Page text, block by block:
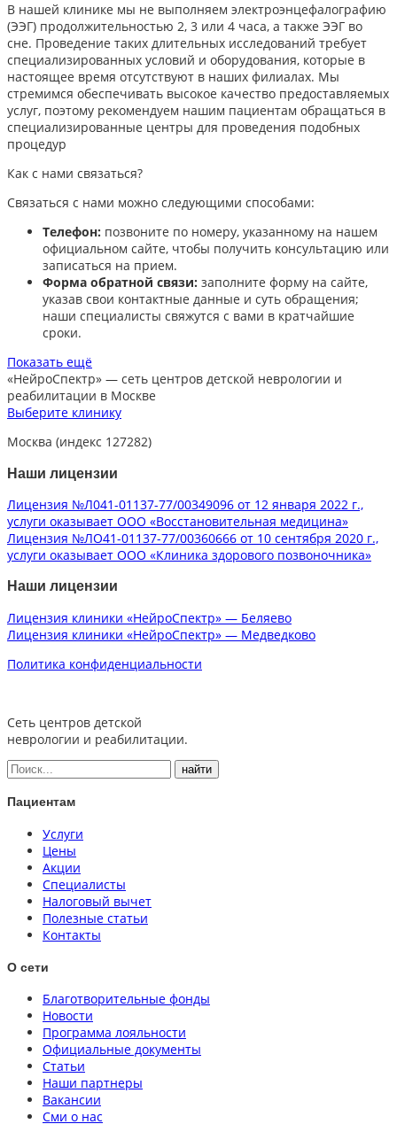
В нашей клинике мы не выполняем электроэнцефалографию
(ЭЭГ) продолжительностью 2, 3 или 4 часа, а также ЭЭГ во
сне. Проведение таких длительных исследований требует
специализированных условий и оборудования, которые в
настоящее время отсутствуют в наших филиалах. Мы
стремимся обеспечивать высокое качество предоставляемых
услуг, поэтому рекомендуем нашим пациентам обращаться в
специализированные центры для проведения подобных
процедур
Как с нами связаться?
Связаться с нами можно следующими способами:​
Телефон: позвоните по номеру, указанному на нашем
официальном сайте, чтобы получить консультацию или
записаться на прием.​
Форма обратной связи: заполните форму на сайте,
указав свои контактные данные и суть обращения;
наши специалисты свяжутся с вами в кратчайшие
сроки.​
Показать ещё
«НейроСпектр» — сеть центров детской неврологии и
реабилитации в Москве
Выберите клинику
Москва (индекс 127282)
Наши лицензии
Лицензия №Л041-01137-77/00349096 от 12 января 2022 г.,
услуги оказывает ООО «Восстановительная медицина»
Лицензия №ЛО41-01137-77/00360666 от 10 сентября 2020 г.,
услуги оказывает ООО «Клиника здорового позвоночника»
Наши лицензии
Лицензия клиники «НейроСпектр» — Беляево
Лицензия клиники «НейроСпектр» — Медведково
Политика конфиденциальности
Сеть центров детской
неврологии и реабилитации.
Пациентам
Услуги
Цены
Акции
Специалисты
Налоговый вычет
Полезные статьи
Контакты
О сети
Благотворительные фонды
Новости
Программа лояльности
Официальные документы
Статьи
Наши партнеры
Вакансии
Сми о нас